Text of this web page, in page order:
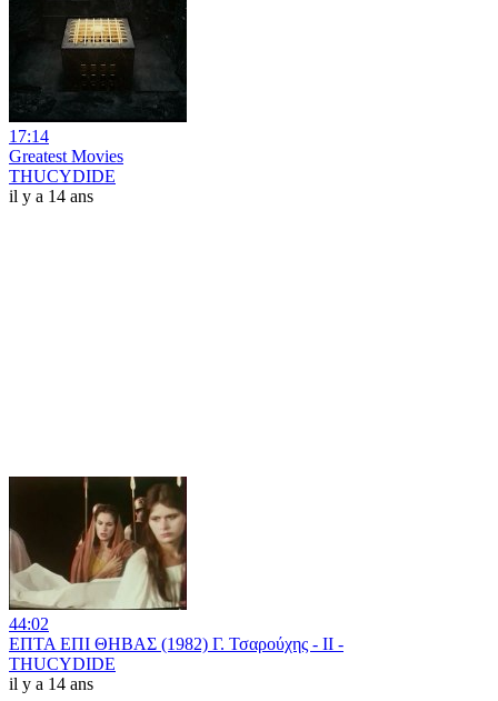
17:14
Greatest Movies
THUCYDIDE
il y a 14 ans
44:02
ΕΠΤΑ ΕΠΙ ΘΗΒΑΣ (1982) Γ. Τσαρούχης - II -
THUCYDIDE
il y a 14 ans